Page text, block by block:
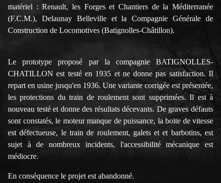
matériel : Renault, les Forges et Chantiers de la Méditerranée
(F.C.M.), Delaunay Belleville et la Compagnie Générale de
Construction de Locomotives (Batignolles-Châtillon).
Le prototype proposé par la compagnie BATIGNOLLES-
CHATILLON est testé en 1935 et ne donne pas satisfaction. Il
repart en usine jusqu'en 1936. Une variante corrigée est présentée,
les protections du train de roulement sont supprimées. Il est à
nouveau testé et donne des résultats décevants. De graves défauts
sont constatés, le moteur manque de puissance, la boite de vitesse
est défectueuse, le train de roulement, galets et et barbotins, est
sujet à de nombreux incidents, l'accessibilité mécanique est
médiocre.
En conséquence le projet est abandonné.